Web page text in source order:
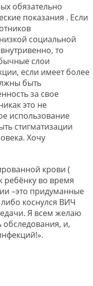
обязательно
показания . Если
социальной
то
слои
если имеет более
быть
за свое
это не
использование
стигматизации
. Хочу
крови (
во время
–это придуманные
коснулся ВИЧ
Я всем желаю
обследования, и,